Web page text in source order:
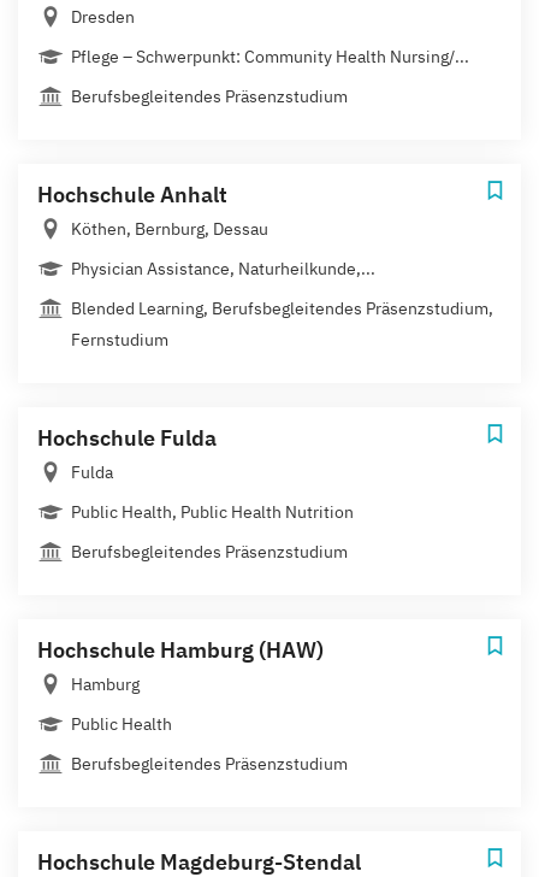
Dresden
Pflege – Schwerpunkt: Community Health Nursing/...
Berufsbegleitendes Präsenzstudium
Hochschule Anhalt
Köthen, Bernburg, Dessau
Physician Assistance, Naturheilkunde,...
Blended Learning, Berufsbegleitendes Präsenzstudium,
Fernstudium
Hochschule Fulda
Fulda
Public Health, Public Health Nutrition
Berufsbegleitendes Präsenzstudium
Hochschule Hamburg (HAW)
Hamburg
Public Health
Berufsbegleitendes Präsenzstudium
Hochschule Magdeburg-Stendal